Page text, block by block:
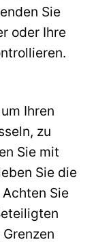
Sie
oder Ihre
Ihren
zu
Sie mit
Sie die
Achten Sie